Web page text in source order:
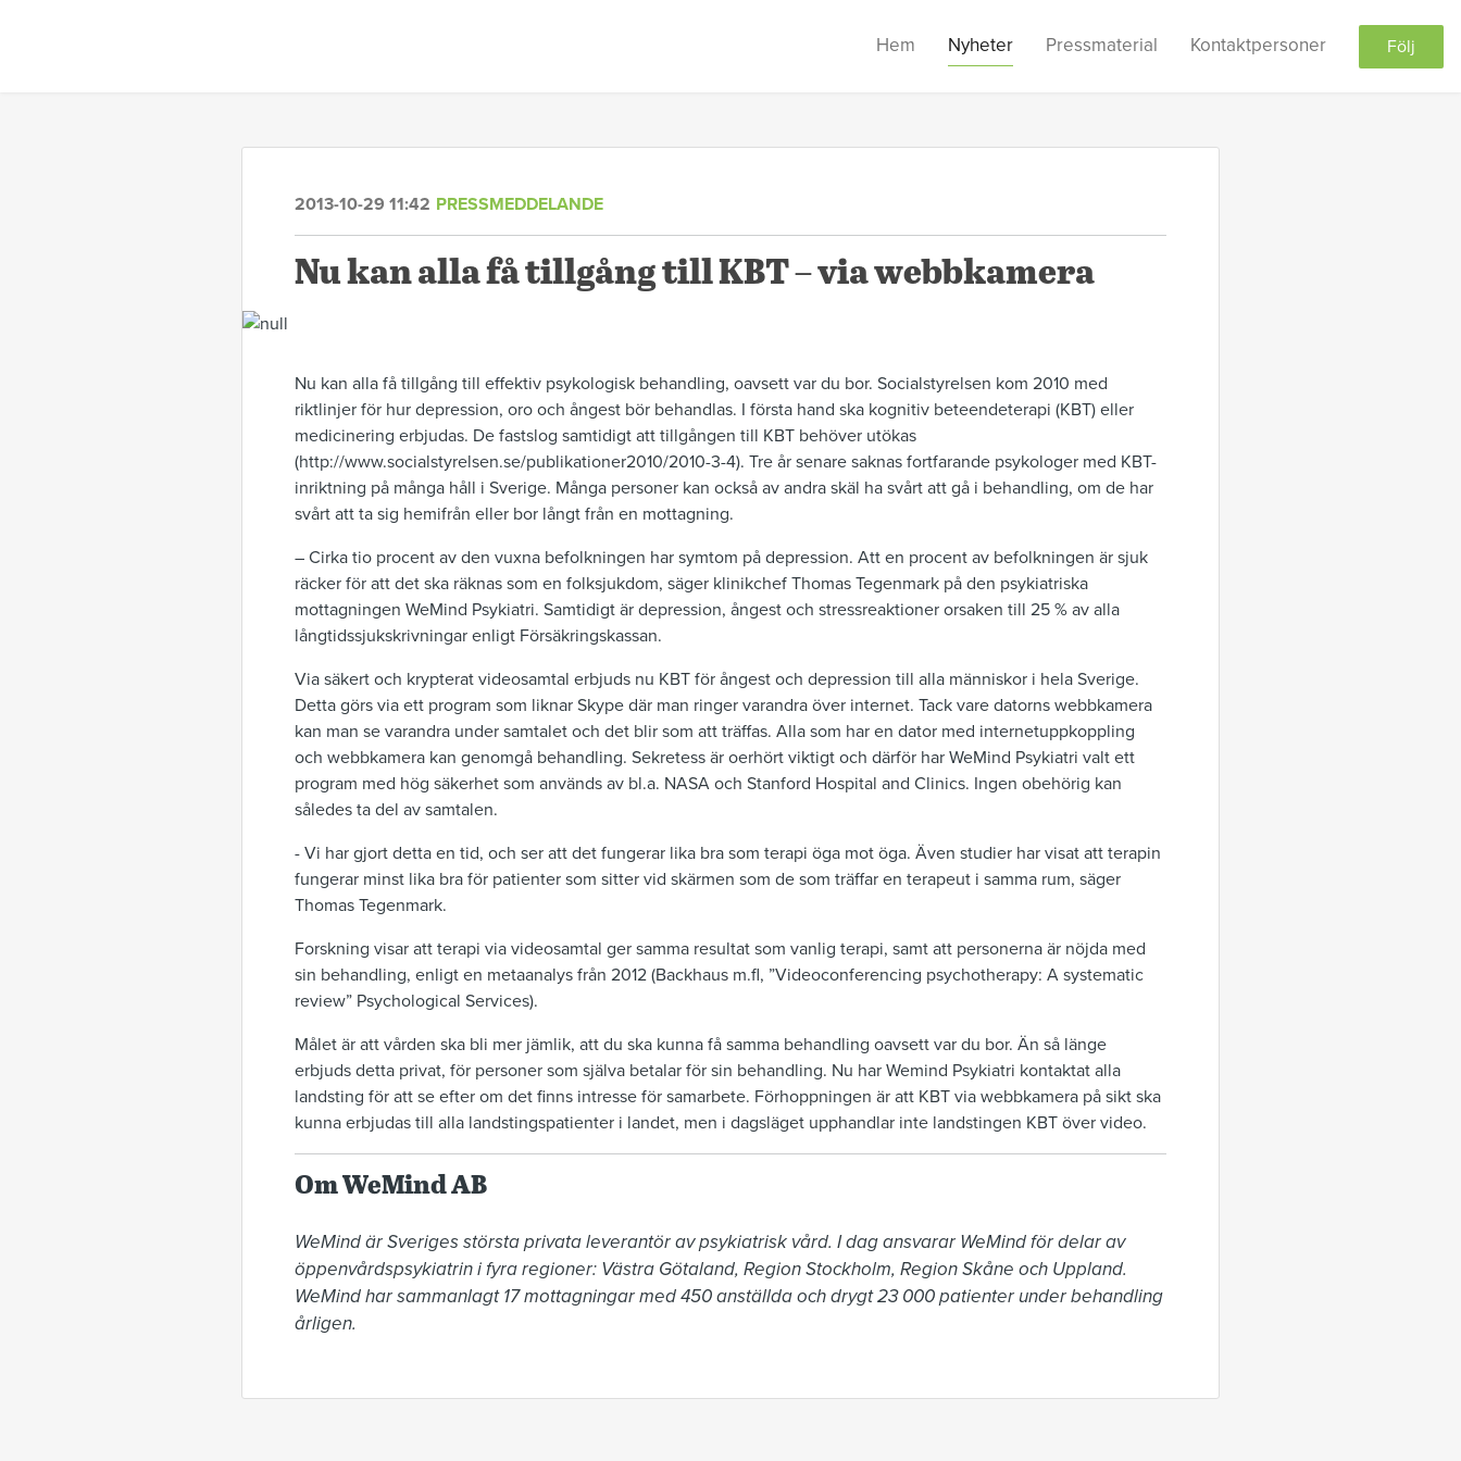
Hem Nyheter Pressmaterial Kontaktpersoner Följ
2013-10-29 11:42 PRESSMEDDELANDE
Nu kan alla få tillgång till KBT – via webbkamera
Nu kan alla få tillgång till effektiv psykologisk behandling, oavsett var du bor. Socialstyrelsen kom 2010 med
riktlinjer för hur depression, oro och ångest bör behandlas. I första hand ska kognitiv beteendeterapi (KBT) eller
medicinering erbjudas. De fastslog samtidigt att tillgången till KBT behöver utökas
(http://www.socialstyrelsen.se/publikationer2010/2010-3-4). Tre år senare saknas fortfarande psykologer med KBT-
inriktning på många håll i Sverige. Många personer kan också av andra skäl ha svårt att gå i behandling, om de har
svårt att ta sig hemifrån eller bor långt från en mottagning.
– Cirka tio procent av den vuxna befolkningen har symtom på depression. Att en procent av befolkningen är sjuk
räcker för att det ska räknas som en folksjukdom, säger klinikchef Thomas Tegenmark på den psykiatriska
mottagningen WeMind Psykiatri. Samtidigt är depression, ångest och stressreaktioner orsaken till 25 % av alla
långtidssjukskrivningar enligt Försäkringskassan.
Via säkert och krypterat videosamtal erbjuds nu KBT för ångest och depression till alla människor i hela Sverige.
Detta görs via ett program som liknar Skype där man ringer varandra över internet. Tack vare datorns webbkamera
kan man se varandra under samtalet och det blir som att träffas. Alla som har en dator med internetuppkoppling
och webbkamera kan genomgå behandling. Sekretess är oerhört viktigt och därför har WeMind Psykiatri valt ett
program med hög säkerhet som används av bl.a. NASA och Stanford Hospital and Clinics. Ingen obehörig kan
således ta del av samtalen.
- Vi har gjort detta en tid, och ser att det fungerar lika bra som terapi öga mot öga. Även studier har visat att terapin
fungerar minst lika bra för patienter som sitter vid skärmen som de som träffar en terapeut i samma rum, säger
Thomas Tegenmark.
Forskning visar att terapi via videosamtal ger samma resultat som vanlig terapi, samt att personerna är nöjda med
sin behandling, enligt en metaanalys från 2012 (Backhaus m.fl, ”Videoconferencing psychotherapy: A systematic
review” Psychological Services).
Målet är att vården ska bli mer jämlik, att du ska kunna få samma behandling oavsett var du bor. Än så länge
erbjuds detta privat, för personer som själva betalar för sin behandling. Nu har Wemind Psykiatri kontaktat alla
landsting för att se efter om det finns intresse för samarbete. Förhoppningen är att KBT via webbkamera på sikt ska
kunna erbjudas till alla landstingspatienter i landet, men i dagsläget upphandlar inte landstingen KBT över video.
Om WeMind AB
WeMind är Sveriges största privata leverantör av psykiatrisk vård. I dag ansvarar WeMind för delar av
öppenvårdspsykiatrin i fyra regioner: Västra Götaland, Region Stockholm, Region Skåne och Uppland.
WeMind har sammanlagt 17 mottagningar med 450 anställda och drygt 23 000 patienter under behandling
årligen.